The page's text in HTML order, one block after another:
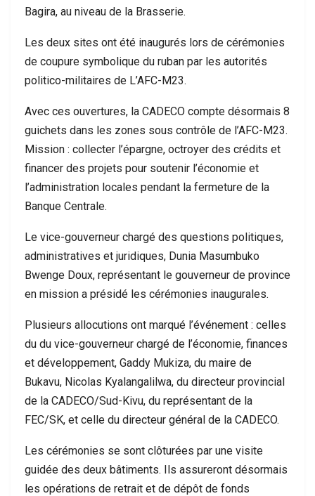
Bagira, au niveau de la Brasserie.
Les deux sites ont été inaugurés lors de cérémonies
de coupure symbolique du ruban par les autorités
politico-militaires de L’AFC-M23.
Avec ces ouvertures, la CADECO compte désormais 8
guichets dans les zones sous contrôle de l’AFC-M23.
Mission : collecter l’épargne, octroyer des crédits et
financer des projets pour soutenir l’économie et
l’administration locales pendant la fermeture de la
Banque Centrale.
Le vice-gouverneur chargé des questions politiques,
administratives et juridiques, Dunia Masumbuko
Bwenge Doux, représentant le gouverneur de province
en mission a présidé les cérémonies inaugurales.
Plusieurs allocutions ont marqué l’événement : celles
du du vice-gouverneur chargé de l’économie, finances
et développement, Gaddy Mukiza, du maire de
Bukavu, Nicolas Kyalangalilwa, du directeur provincial
de la CADECO/Sud-Kivu, du représentant de la
FEC/SK, et celle du directeur général de la CADECO.
Les cérémonies se sont clôturées par une visite
guidée des deux bâtiments. Ils assureront désormais
les opérations de retrait et de dépôt de fonds